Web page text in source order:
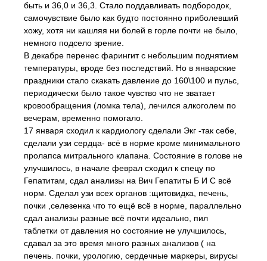
быть и 36,0 и 36,3. Стало поддавливать подбородок,
самочувствие было как будто постоянно приболевший
хожу, хотя ни кашляя ни болей в горле почти не было,
немного подсело зрение.
В декабре перенес фарингит с небольшим поднятием
температуры, вроде без последствий. Но в январские
праздники стало скакать давление до 160\100 и пульс,
периодически было такое чувство что не зватает
кровообращения (ломка тела), лечился алкоголем по
вечерам, временно помогало.
17 января сходил к кардиологу сделали Экг -так себе,
сделали узи сердца- всё в норме кроме минимального
пролапса митрального клапана. Состояние в голове не
улучшилось, в начале феврал сходил к спецу по
Гепатитам, сдал анализы на Вич Гепатиты Б И С всё
норм. Сделал узи всех органов :щитовидка, печень,
почки ,селезенка что то ещё всё в норме, параллельно
сдал анализы разные всё почти идеально, пил
таблетки от давления но состояние не улучшилось,
сдавал за это время много разных анализов ( на
печень. почки, урологию, сердечные маркеры, вирусы